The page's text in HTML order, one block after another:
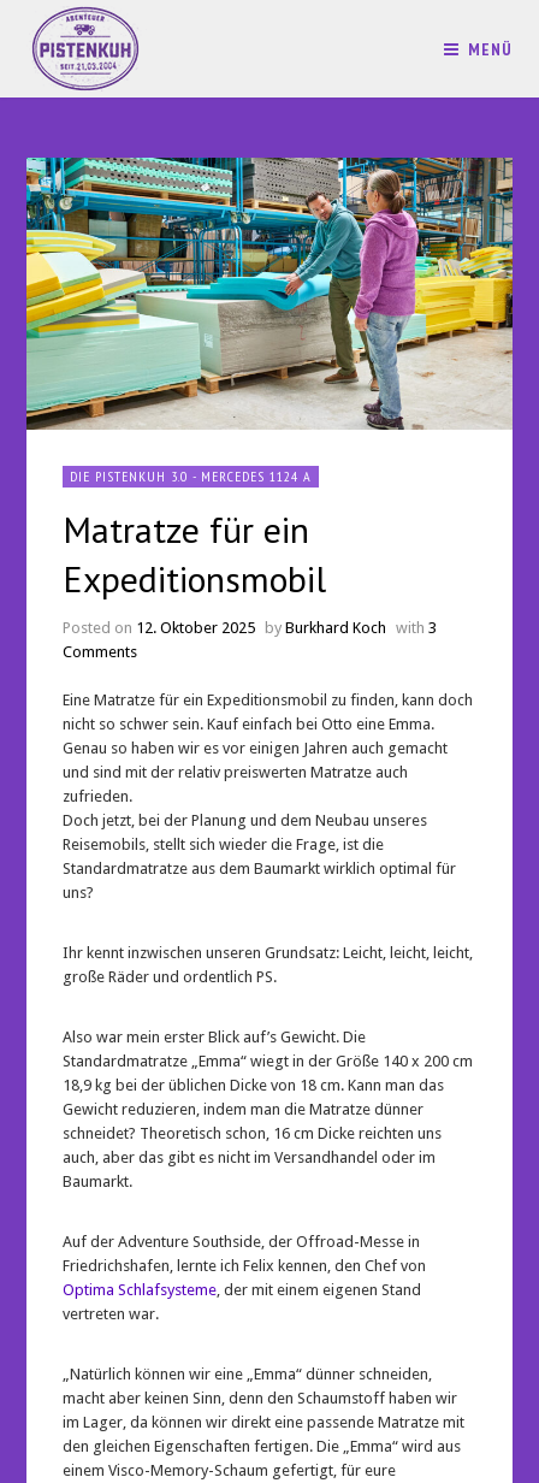
MENÜ
DIE PISTENKUH 3.0 - MERCEDES 1124 A
Matratze für ein
Expeditionsmobil
Posted on 12. Oktober 2025 byBurkhard Koch with3
Comments
Eine Matratze für ein Expeditionsmobil zu finden, kann doch
nicht so schwer sein. Kauf einfach bei Otto eine Emma.
Genau so haben wir es vor einigen Jahren auch gemacht
und sind mit der relativ preiswerten Matratze auch
zufrieden.
Doch jetzt, bei der Planung und dem Neubau unseres
Reisemobils, stellt sich wieder die Frage, ist die
Standardmatratze aus dem Baumarkt wirklich optimal für
uns?
Ihr kennt inzwischen unseren Grundsatz: Leicht, leicht, leicht,
große Räder und ordentlich PS.
Also war mein erster Blick auf’s Gewicht. Die
Standardmatratze „Emma“ wiegt in der Größe 140 x 200 cm
18,9 kg bei der üblichen Dicke von 18 cm. Kann man das
Gewicht reduzieren, indem man die Matratze dünner
schneidet? Theoretisch schon, 16 cm Dicke reichten uns
auch, aber das gibt es nicht im Versandhandel oder im
Baumarkt.
Auf der Adventure Southside, der Offroad-Messe in
Friedrichshafen, lernte ich Felix kennen, den Chef von
Optima Schlafsysteme , der mit einem eigenen Stand
vertreten war.
„Natürlich können wir eine „Emma“ dünner schneiden,
macht aber keinen Sinn, denn den Schaumstoff haben wir
im Lager, da können wir direkt eine passende Matratze mit
den gleichen Eigenschaften fertigen. Die „Emma“ wird aus
einem Visco-Memory-Schaum gefertigt, für eure